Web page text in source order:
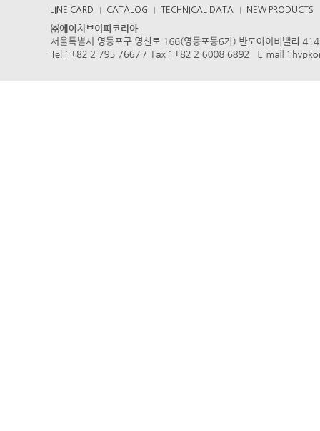
LINE CARD CATALOG TECHNICAL DATA NEW PRODUCTS